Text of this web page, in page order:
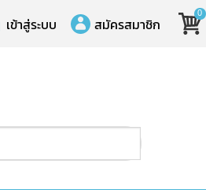
เข้าสู่ระบบ สมัครสมาชิก
0